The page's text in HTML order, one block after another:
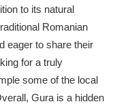
to its natural
Romanian
eager to share their
for a truly
some of the local
Gura is a hidden